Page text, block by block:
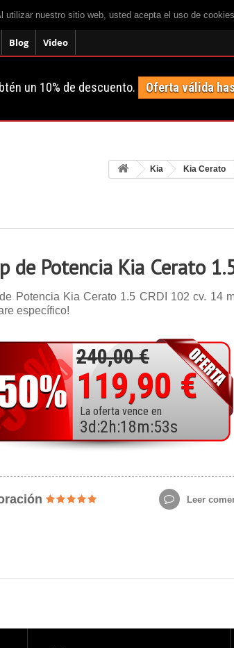
nuestro sitio web, usted acepta el uso de
Blog Video
un 10% de descuento. Oferta válida
Kia Kia Cerato
de Potencia Kia Cerato
Potencia Kia Cerato 1.5 CRDI 102 cv. 14
específico!
240,00 €
119,90 €
La oferta vence en
3d :2h:18m:51s
Leer